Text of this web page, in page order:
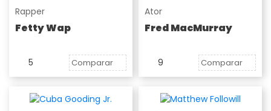
Rapper
Fetty Wap
5 Comparar
Ator
Fred MacMurray
9 Comparar